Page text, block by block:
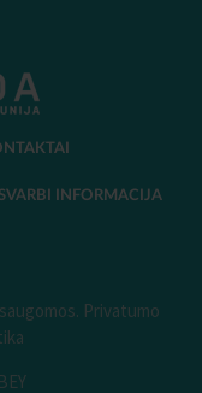
SVARBI INFORMACIJA
Privatumo